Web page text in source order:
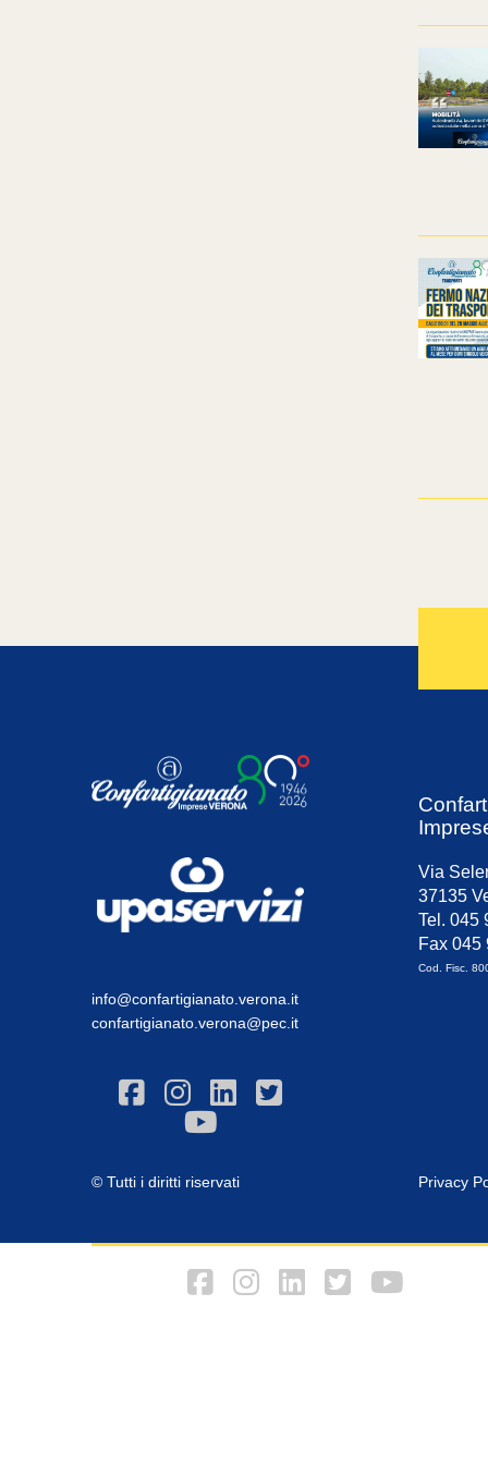
info@confartigianato.verona.it
confartigianato.verona@pec.it
Via
37135
Tel. 045
Fax 045
Cod. Fisc.
© Tutti i diritti riservati Privacy